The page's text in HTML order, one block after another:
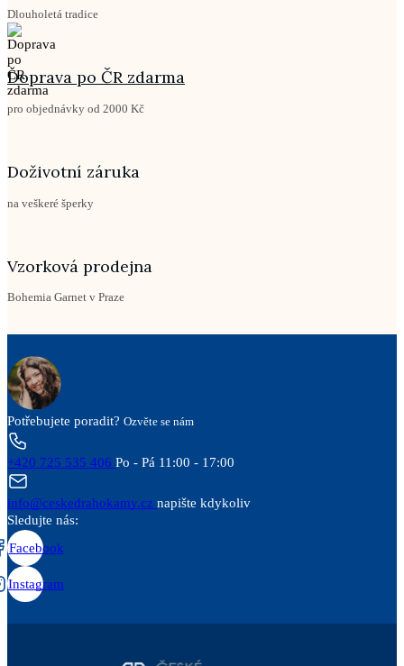
Dlouholetá tradice
Doprava po ČR zdarma
pro objednávky od 2000 Kč
Doživotní záruka
na veškeré šperky
Vzorková prodejna
Bohemia Garnet v Praze
Potřebujete poradit? Ozvěte se nám
+420 725 535 406 Po - Pá 11:00 - 17:00
info@ceskedrahokamy.cz napište kdykoliv
Sledujte nás:
Facebook
Instagram